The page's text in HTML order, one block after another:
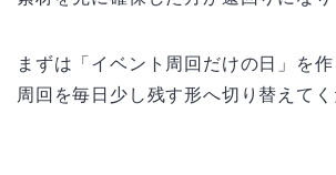
まずは「イベント周回だけの日」を
周回を毎日少し残す形へ切り替えてく